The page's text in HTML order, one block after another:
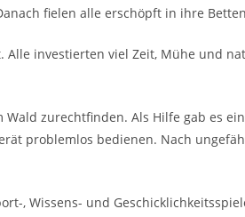
fielen alle erschöpft in ihre
Alle investierten viel Zeit, Mühe und
zurechtfinden. Als Hilfe gab es ein
problemlos bedienen. Nach
, Wissens- und